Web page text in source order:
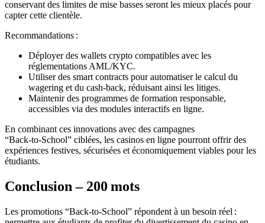
conservant des limites de mise basses seront les mieux placés pour
capter cette clientèle.
Recommandations :
Déployer des wallets crypto compatibles avec les
réglementations AML/KYC.
Utiliser des smart contracts pour automatiser le calcul du
wagering et du cash‑back, réduisant ainsi les litiges.
Maintenir des programmes de formation responsable,
accessibles via des modules interactifs en ligne.
En combinant ces innovations avec des campagnes
“Back‑to‑School” ciblées, les casinos en ligne pourront offrir des
expériences festives, sécurisées et économiquement viables pour les
étudiants.
Conclusion – 200 mots
Les promotions “Back‑to‑School” répondent à un besoin réel :